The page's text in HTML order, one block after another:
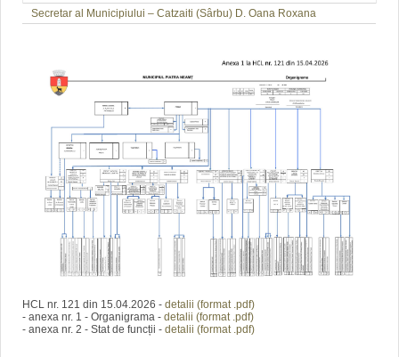
Secretar al Municipiului – Catzaiti (Sârbu) D. Oana Roxana
HCL nr. 121 din 15.04.2026 - detalii (format .pdf)
- anexa nr. 1 - Organigrama - detalii (format .pdf)
- anexa nr. 2 - Stat de funcții - detalii (format .pdf)